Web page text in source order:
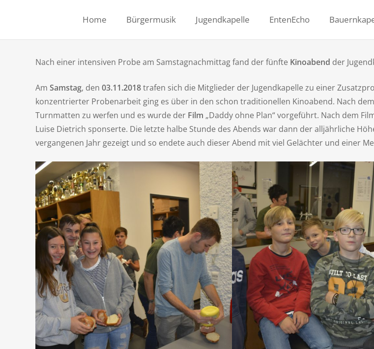
Home Bürgermusik Jugendkapelle EntenEcho
Nach einer intensiven Probe am Samstagnachmittag fand der fünfte Kinoabend der
Am Samstag, den 03.11.2018trafen sich die Mitglieder der Jugendkapelle zu einer
konzentrierter Probenarbeit ging es über in den schon traditionellen Kinoabend. Nach
Turnmatten zu werfen und es wurde der Film „Daddy ohne Plan“ vorgeführt. Nach dem
Luise Dietrich sponserte. Die letzte halbe Stunde des Abends war dann der alljährliche
vergangenen Jahr gezeigt und so endete auch dieser Abend mit viel Gelächter und einer